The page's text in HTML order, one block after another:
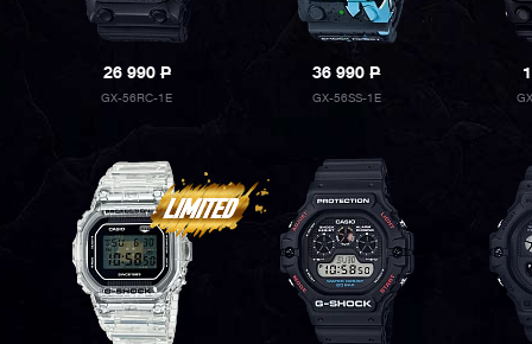
26 990P
GX-56RC-1E
36 990P
GX-56SS-1E